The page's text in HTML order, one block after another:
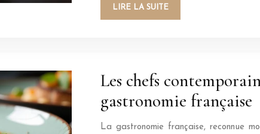
LIRE LA SUITE
Les chefs
gastronomie française
La gastronomie française, reconnue